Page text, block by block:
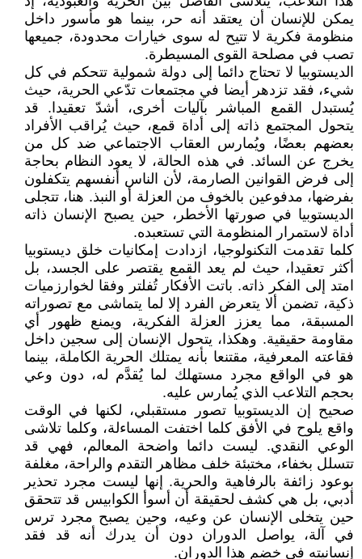
يمكن للإنسان أن يعتقد أنه حر، بينما هو مأسور داخل
منظومة فكرية لا تتيح له سوى خيارات محدودة، جميعها
تصب في مصلحة القوى المسيطرة.
الديستوبيا لا تحتاج دائما إلى دولة شمولية تتحكم في كل
شيء، فقد تزدهر أيضا في مجتمعات تدّعي الحرية، حيث
يُستبدل القمع المباشر بآليات أخرى، أشدّ تعقيدا. قد
يتحول المجتمع ذاته إلى أداة قمع، حيث يُراقب الأفراد
بعضهم بعضًا، ويُمارس العقاب الاجتماعي ضد كل من
يخرج عن السائد. في هذه الحالة، لا يعود النظام بحاجة
إلى فرض القوانين الصارمة، لأن الناس أنفسهم يتكفلون
بفرضها، مدفوعين بالخوف من العزلة أو النبذ. هنا، تتجلى
الديستوبيا في صورتها الأخطر، حين يصبح الإنسان ذاته
أداة لاستمرار المنظومة التي تستعبده.
كلما تقدمت التكنولوجيا، ازدادت إمكانيات خلق ديستوبيا
أكثر تعقيدا، حيث لم يعد القمع يقتصر على الجسد، بل
امتد إلى الفكر ذاته. باتت الأفكار تُفلتر وفقا لخوارزميات
ذكية، تضمن ألا يتعرض الفرد إلا لما يتماشى مع تصوراته
المسبقة، مما يعزز العزلة الفكرية، ويمنع ظهور أي
مقاومة حقيقية. وهكذا، يتحول الإنسان إلى سجين داخل
فقاعته المعرفية، مقتنعا بأنه يمتلك الحرية الكاملة، بينما
هو في الواقع مجرد مستهلك لما يُقدَّم له، دون وعي
بحجم التلاعب الذي يُمارس عليه.
صحيح إن الديستوبيا تصور مستقبلي، لكنها في الوقت
واقع يلوح في الأفق كلما اختفت المساءلة، وكلما تلاشى
الوعي النقدي. ليست دائما واضحة المعالم، فهي قد
تتسلل بخفاء، مختبئة خلف مظاهر التقدم والراحة، مغلفة
بوعود زائفة بالرفاهية والحرية. إنها ليست مجرد تحذير
أدبي، بل هي كشف لحقيقة أن أسوأ الكوابيس قد تتحقق
حين يتخلى الإنسان عن وعيه، وحين يصبح مجرد ترس
في آلة، يواصل الدوران دون أن يدرك أنه قد فقد
إنسانيته في خضم هذا الدوران.